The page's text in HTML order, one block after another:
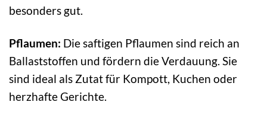
besonders gut.
Pflaumen: Die saftigen Pflaumen sind reich an
Ballaststoffen und fördern die Verdauung. Sie
sind ideal als Zutat für Kompott, Kuchen oder
herzhafte Gerichte.